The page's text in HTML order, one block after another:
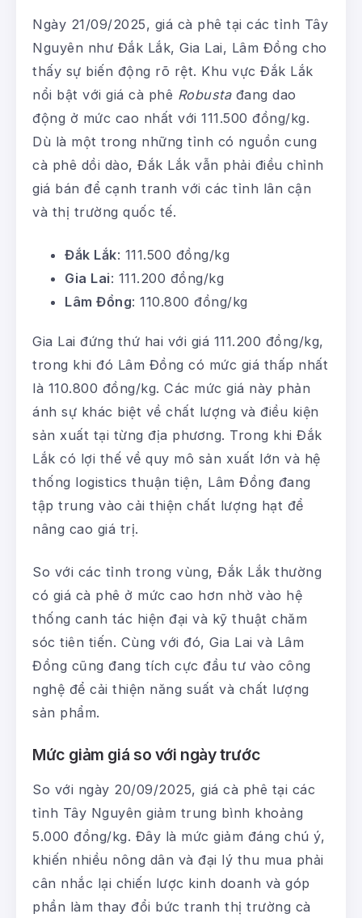
Ngày 21/09/2025, giá cà phê tại các tỉnh Tây
Nguyên như Đắk Lắk, Gia Lai, Lâm Đồng cho
thấy sự biến động rõ rệt. Khu vực Đắk Lắk
nổi bật với giá cà phê Robustađang dao
động ở mức cao nhất với 111.500 đồng/kg.
Dù là một trong những tỉnh có nguồn cung
cà phê dồi dào, Đắk Lắk vẫn phải điều chỉnh
giá bán để cạnh tranh với các tỉnh lân cận
và thị trường quốc tế.
Đắk Lắk: 111.500 đồng/kg
Gia Lai: 111.200 đồng/kg
Lâm Đồng: 110.800 đồng/kg
Gia Lai đứng thứ hai với giá 111.200 đồng/kg,
trong khi đó Lâm Đồng có mức giá thấp nhất
là 110.800 đồng/kg. Các mức giá này phản
ánh sự khác biệt về chất lượng và điều kiện
sản xuất tại từng địa phương. Trong khi Đắk
Lắk có lợi thế về quy mô sản xuất lớn và hệ
thống logistics thuận tiện, Lâm Đồng đang
tập trung vào cải thiện chất lượng hạt để
nâng cao giá trị.
So với các tỉnh trong vùng, Đắk Lắk thường
có giá cà phê ở mức cao hơn nhờ vào hệ
thống canh tác hiện đại và kỹ thuật chăm
sóc tiên tiến. Cùng với đó, Gia Lai và Lâm
Đồng cũng đang tích cực đầu tư vào công
nghệ để cải thiện năng suất và chất lượng
sản phẩm.
Mức giảm giá so với ngày trước
So với ngày 20/09/2025, giá cà phê tại các
tỉnh Tây Nguyên giảm trung bình khoảng
5.000 đồng/kg. Đây là mức giảm đáng chú ý,
khiến nhiều nông dân và đại lý thu mua phải
cân nhắc lại chiến lược kinh doanh và góp
phần làm thay đổi bức tranh thị trường cà